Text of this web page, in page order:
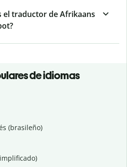
el traductor de Afrikaans
de idiomas
(brasileño)